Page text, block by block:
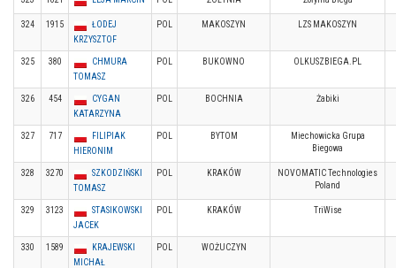
324 1915
ŁODEJ
KRZYSZTOF
POL MAKOSZYN LZS MAKOSZYN
325 380
CHMURA
TOMASZ
POL BUKOWNO OLKUSZBIEGA.PL
326 454
CYGAN
KATARZYNA
POL BOCHNIA Żabiki
327 717
FILIPIAK
HIERONIM
POL BYTOM
Miechowicka Grupa
Biegowa
328 3270
SZKODZIŃSKI
TOMASZ
POL KRAKÓW
NOVOMATIC Technologies
Poland
329 3123
STASIKOWSKI
JACEK
POL KRAKÓW TriWise
330 1589
KRAJEWSKI
MICHAŁ
POL WOŻUCZYN